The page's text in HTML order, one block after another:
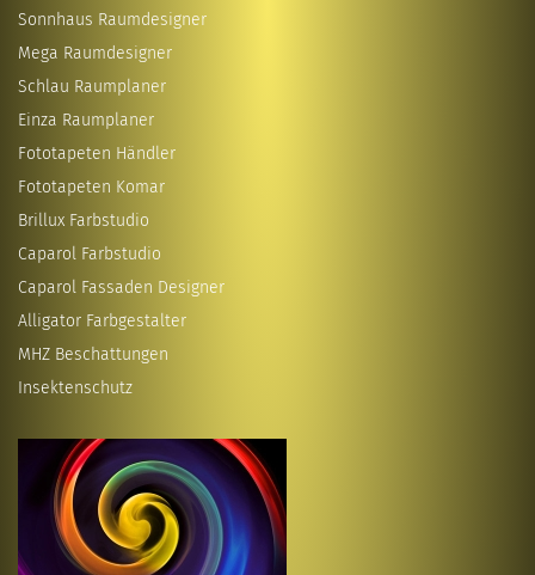
Sonnhaus Raumdesigner
Mega Raumdesigner
Schlau Raumplaner
Einza Raumplaner
Fototapeten Händler
Fototapeten Komar
Brillux Farbstudio
Caparol Farbstudio
Caparol Fassaden Designer
Alligator Farbgestalter
MHZ Beschattungen
Insektenschutz